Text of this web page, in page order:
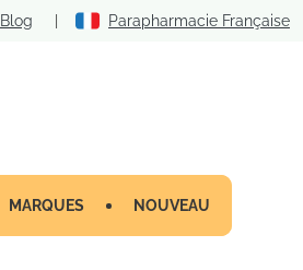
Blog | Parapharmacie Française
MARQUES NOUVEAU